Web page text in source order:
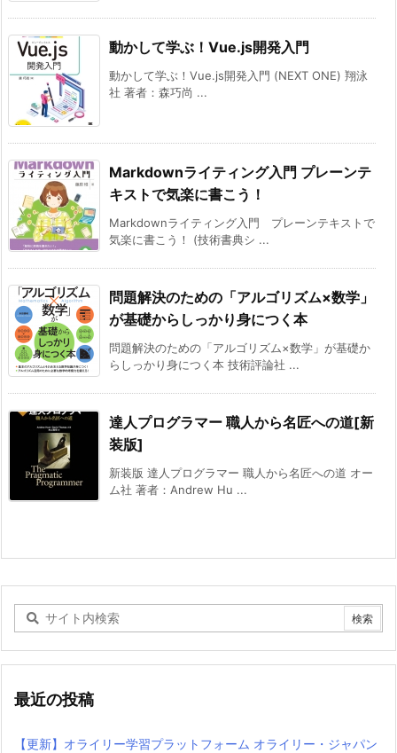
動かして学ぶ！Vue.js開発入門
動かして学ぶ！Vue.js開発入門 (NEXT ONE) 翔泳
社 著者：森巧尚 ...
Markdownライティング入門 プレーンテ
キストで気楽に書こう！
Markdownライティング入門 プレーンテキストで
気楽に書こう！ (技術書典シ ...
問題解決のための「アルゴリズム×数学」
が基礎からしっかり身につく本
問題解決のための「アルゴリズム×数学」が基礎か
らしっかり身につく本 技術評論社 ...
達人プログラマー 職人から名匠への道[新
装版]
新装版 達人プログラマー 職人から名匠への道 オー
ム社 著者：Andrew Hu ...
最近の投稿
【更新】オライリー学習プラットフォーム オライリー・ジャパン